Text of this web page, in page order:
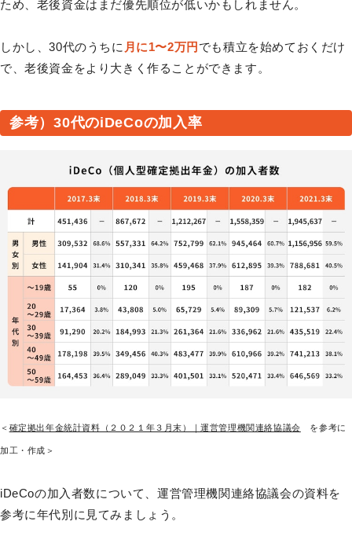
ため、老後資金はまだ優先順位が低いかもしれません。
しかし、30代のうちに 月に1〜2万円 でも積立を始めておくだけ
で、老後資金をより大きく作ることができます。
参考）30代のiDeCoの加入率
＜ 確定拠出年金統計資料（２０２１年３月末）｜運営管理機関連絡協議会 を参考に
加工・作成＞
iDeCoの加入者数について、運営管理機関連絡協議会の資料を
参考に年代別に見てみましょう。